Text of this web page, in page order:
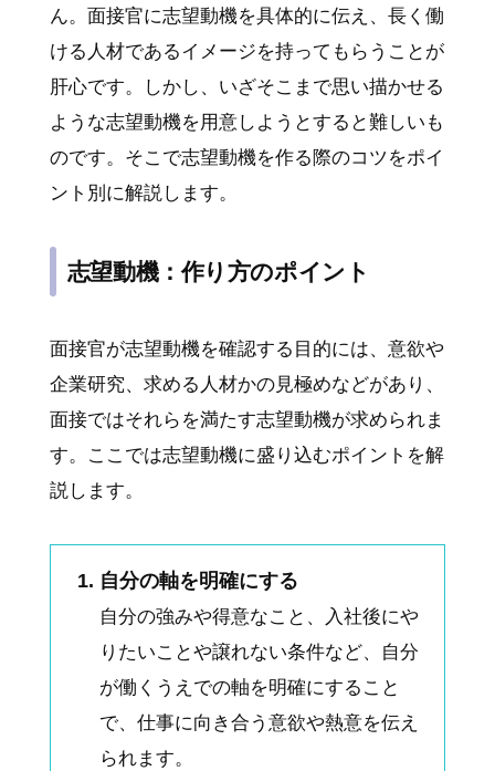
ん。面接官に志望動機を具体的に伝え、長く働
ける人材であるイメージを持ってもらうことが
肝心です。しかし、いざそこまで思い描かせる
ような志望動機を用意しようとすると難しいも
のです。そこで志望動機を作る際のコツをポイ
ント別に解説します。
志望動機：作り方のポイント
面接官が志望動機を確認する目的には、意欲や
企業研究、求める人材かの見極めなどがあり、
面接ではそれらを満たす志望動機が求められま
す。ここでは志望動機に盛り込むポイントを解
説します。
自分の軸を明確にする
自分の強みや得意なこと、入社後にや
りたいことや譲れない条件など、自分
が働くうえでの軸を明確にすること
で、仕事に向き合う意欲や熱意を伝え
られます。